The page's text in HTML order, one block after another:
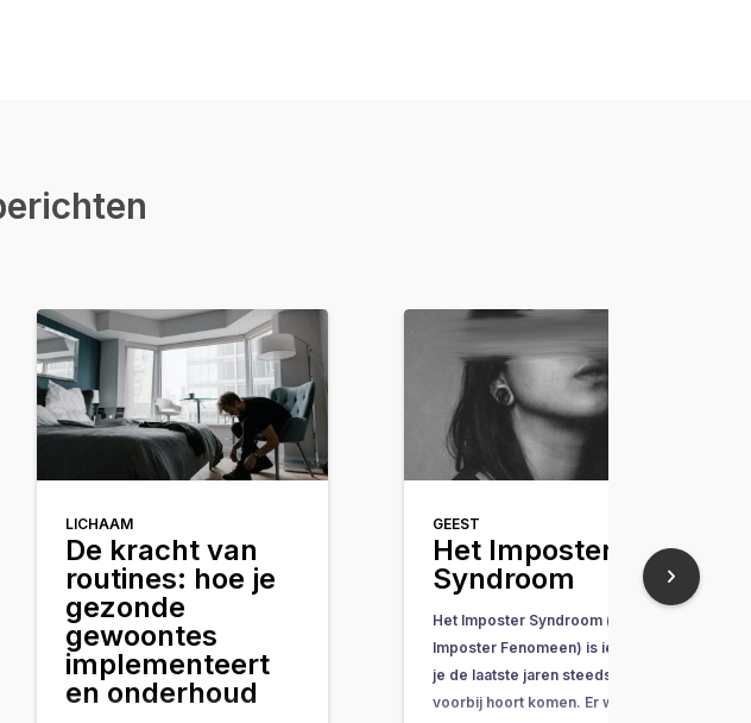
LICHAAM
De kracht van
routines: hoe je
gezonde
gewoontes
implementeert
en onderhoud
GEEST
Het Imposter
Syndroom
Het Imposter Syndroom (of
Imposter Fenomeen) is iets wat
je de laatste jaren steeds vaker
voorbij hoort komen. Er wordt